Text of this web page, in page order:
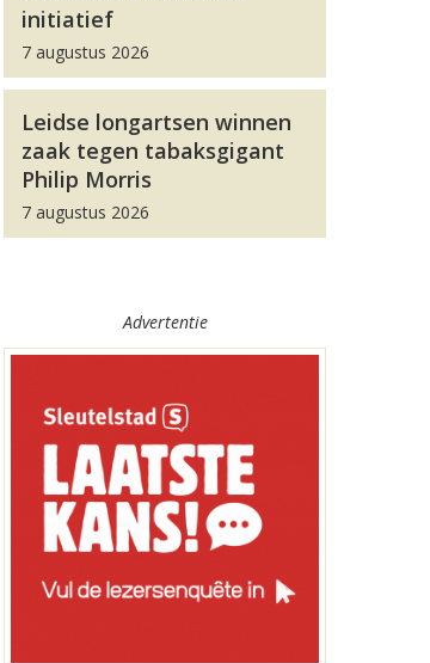
initiatief
7 augustus 2026
Leidse longartsen winnen
zaak tegen tabaksgigant
Philip Morris
7 augustus 2026
Advertentie